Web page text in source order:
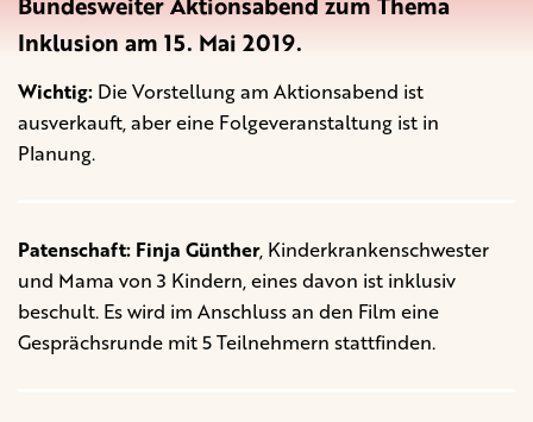
Inklusion am 15. Mai 2019.
Wichtig: Die Vorstellung am Aktionsabend ist
ausverkauft, aber eine Folgeveranstaltung ist in
Planung.
Patenschaft: Finja Günther, Kinderkrankenschwester
und Mama von 3 Kindern, eines davon ist inklusiv
beschult. Es wird im Anschluss an den Film eine
Gesprächsrunde mit 5 Teilnehmern stattfinden.